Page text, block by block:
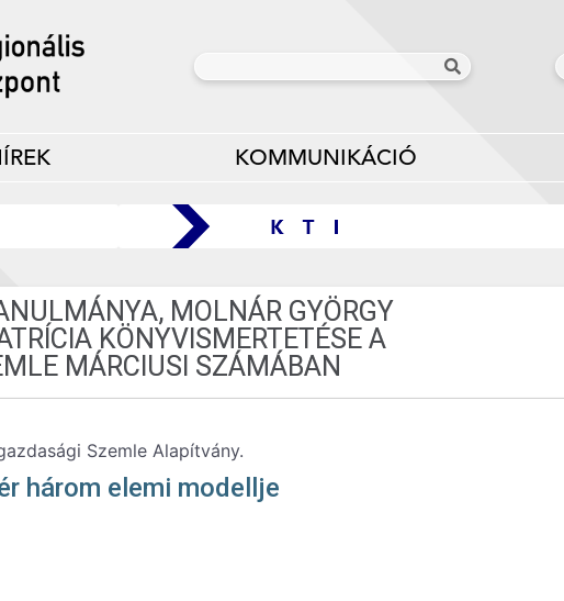
KOMMUNIKÁCIÓ
MOLNÁR GYÖRGY
KÖNYVISMERTETÉSE A
MÁRCIUSI SZÁMÁBAN
Szemle Alapítvány.
három elemi modellje